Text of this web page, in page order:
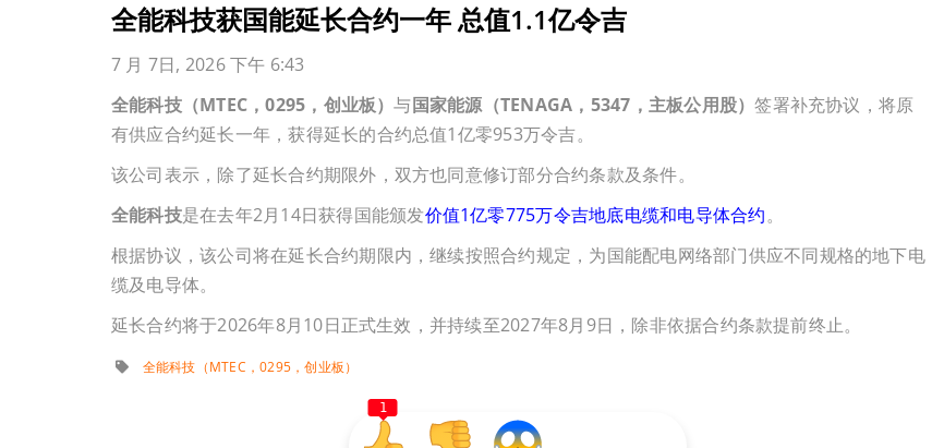
全能科技获国能延长合约一年 总值1.1亿令吉
7 月 7日, 2026 下午 6:43
全能科技（MTEC，0295，创业板）与国家能源（TENAGA，5347，主板公用股）签署补充协议，将原
有供应合约延长一年，获得延长的合约总值1亿零953万令吉。
该公司表示，除了延长合约期限外，双方也同意修订部分合约条款及条件。
全能科技是在去年2月14日获得国能颁发价值1亿零775万令吉地底电缆和电导体合约。
根据协议，该公司将在延长合约期限内，继续按照合约规定，为国能配电网络部门供应不同规格的地下电
缆及电导体。
延长合约将于2026年8月10日正式生效，并持续至2027年8月9日，除非依据合约条款提前终止。
全能科技（MTEC，0295，创业板）
1